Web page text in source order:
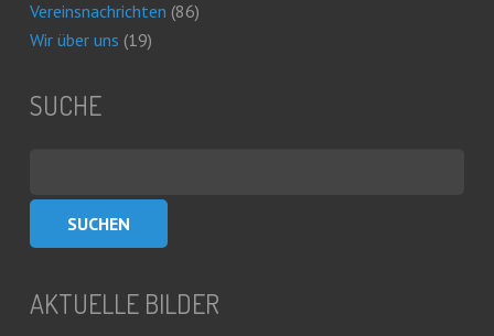
Vereinsnachrichten (86)
Wir über uns (19)
SUCHE
AKTUELLE BILDER